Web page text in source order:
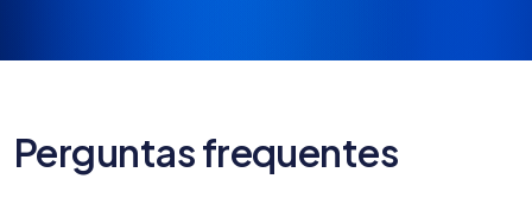
Perguntas frequentes